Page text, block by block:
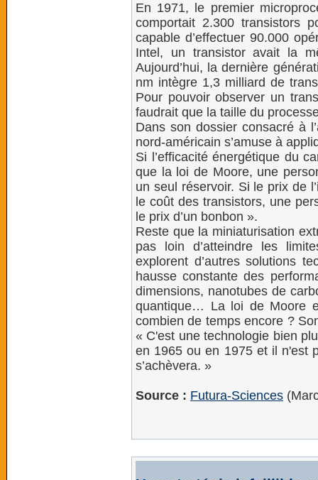
En 1971, le premier
comportait 2.300 transistors
capable d’effectuer 90.000
Intel, un transistor avait la
Aujourd’hui, la dernière
nm intègre 1,3 milliard de
Pour pouvoir observer un
faudrait que la taille du
Dans son dossier consacré à
nord-américain s’amuse à
Si l’efficacité énergétique du
que la loi de Moore, une
un seul réservoir. Si le prix de
le coût des transistors, une
le prix d’un bonbon ».
Reste que la miniaturisation
pas loin d’atteindre les
explorent d’autres solutions
hausse constante des
dimensions, nanotubes de
quantique… La loi de Moore
combien de temps encore ?
« C'est une technologie bien
en 1965 ou en 1975 et il n'est
s’achèvera. »
Source : Futura-Sciences